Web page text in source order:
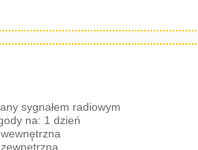
sygnałem radiowym
na: 1 dzień